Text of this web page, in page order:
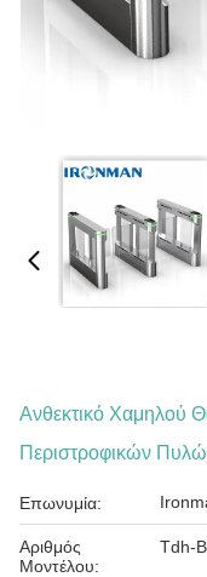
Ανθεκτικό Χαμηλού
Περιστροφικών
Επωνυμία:
Αριθμός
Μοντέλου:
Tdh-